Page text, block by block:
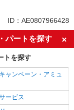
与あり
ID：AE0807966428
パートを探す
トを探す
ャンペーン・アミュ
ービス